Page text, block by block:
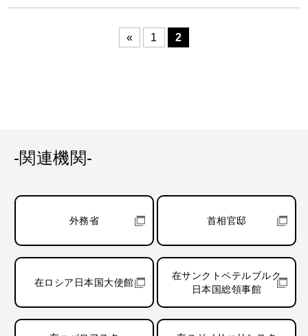
« 1 2
-関連機関-
外務省 首相官邸
在ロシア日本国大使館
在サンクトペテルブルク
日本国総領事館